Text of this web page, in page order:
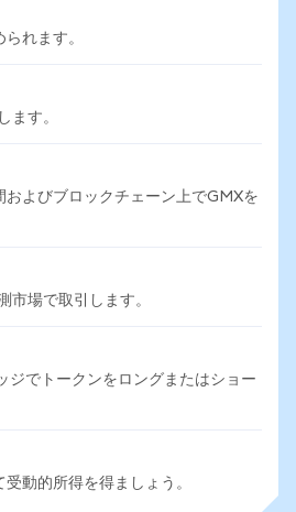
れます。
ます。
およびブロックチェーン上でGMXを
市場で取引します。
ジでトークンをロングまたはショー
動的所得を得ましょう。